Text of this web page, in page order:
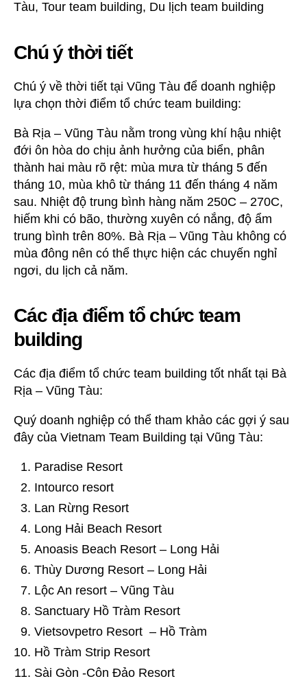
Chú ý thời tiết
Chú ý về thời tiết tại Vũng Tàu để doanh nghiệp
lựa chọn thời điểm tổ chức team building:
Bà Rịa – Vũng Tàu nằm trong vùng khí hậu nhiệt
đới ôn hòa do chịu ảnh hưởng của biển, phân
thành hai màu rõ rệt: mùa mưa từ tháng 5 đến
tháng 10, mùa khô từ tháng 11 đến tháng 4 năm
sau. Nhiệt độ trung bình hàng năm 250C – 270C,
hiếm khi có bão, thường xuyên có nắng, độ ẩm
trung bình trên 80%. Bà Rịa – Vũng Tàu không có
mùa đông nên có thể thực hiện các chuyến nghỉ
ngơi, du lịch cả năm.
Các địa điểm tổ chức team
building
Các địa điểm tổ chức team building tốt nhất tại Bà
Rịa – Vũng Tàu:
Quý doanh nghiệp có thể tham khảo các gợi ý sau
đây của Vietnam Team Building tại Vũng Tàu:
Paradise Resort
Intourco resort
Lan Rừng Resort
Long Hải Beach Resort
Anoasis Beach Resort – Long Hải
Thùy Dương Resort – Long Hải
Lộc An resort – Vũng Tàu
Sanctuary Hồ Tràm Resort
Vietsovpetro Resort – Hồ Tràm
Hồ Tràm Strip Resort
Sài Gòn -Côn Đảo Resort